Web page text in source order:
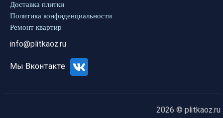
Доставка плитки
Политика конфиденциальности
Ремонт квартир
info@plitkaoz.ru
Мы Вконтакте
2026 © plitkaoz.ru